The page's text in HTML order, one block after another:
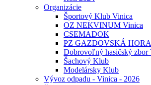
Organizácie
Športový Klub Vinica
OZ NEKVINUM Vinica
CSEMADOK
PZ GAZDOVSKÁ
Dobrovoľný hasičský zbor
Šachový Klub
Modelársky Klub
Vývoz odpadu - Vinica - 2026